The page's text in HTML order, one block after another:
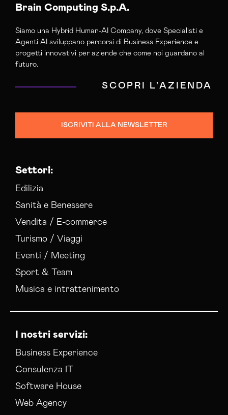
Brain Computing S.p.A.
Siamo una Hybrid Human-AI Company, dove Specialisti e
Agenti AI sviluppano percorsi di Business Experience e
progetti innovativi per aziende che come noi guardano al
futuro.
SCOPRI L'AZIENDA
ISCRIVITI ALLA NEWSLETTER
Settori:
Edilizia
Sanità e Benessere
Vendita / E-commerce
Turismo / Viaggi
Eventi / Meeting
Sport & Team
Musica e intrattenimento
I nostri servizi:
Business Experience
Consulenza IT
Software House
Web Agency